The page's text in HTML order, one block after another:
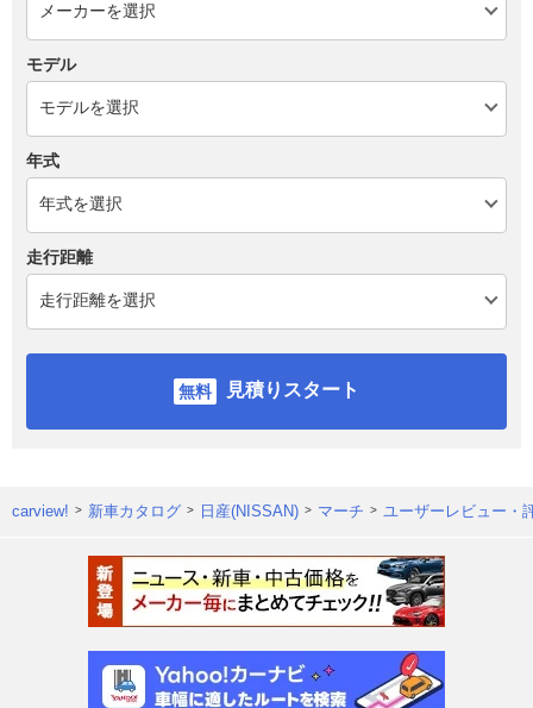
モデル
年式
走行距離
見積りスタート
carview! 新車カタログ 日産(NISSAN) マーチ ユーザーレビュー・